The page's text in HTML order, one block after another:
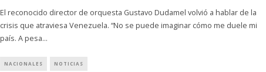
El reconocido director de orquesta Gustavo Dudamel volvió a hablar de la
crisis que atraviesa Venezuela. “No se puede imaginar cómo me duele mi
país. A pesa...
NACIONALES NOTICIAS